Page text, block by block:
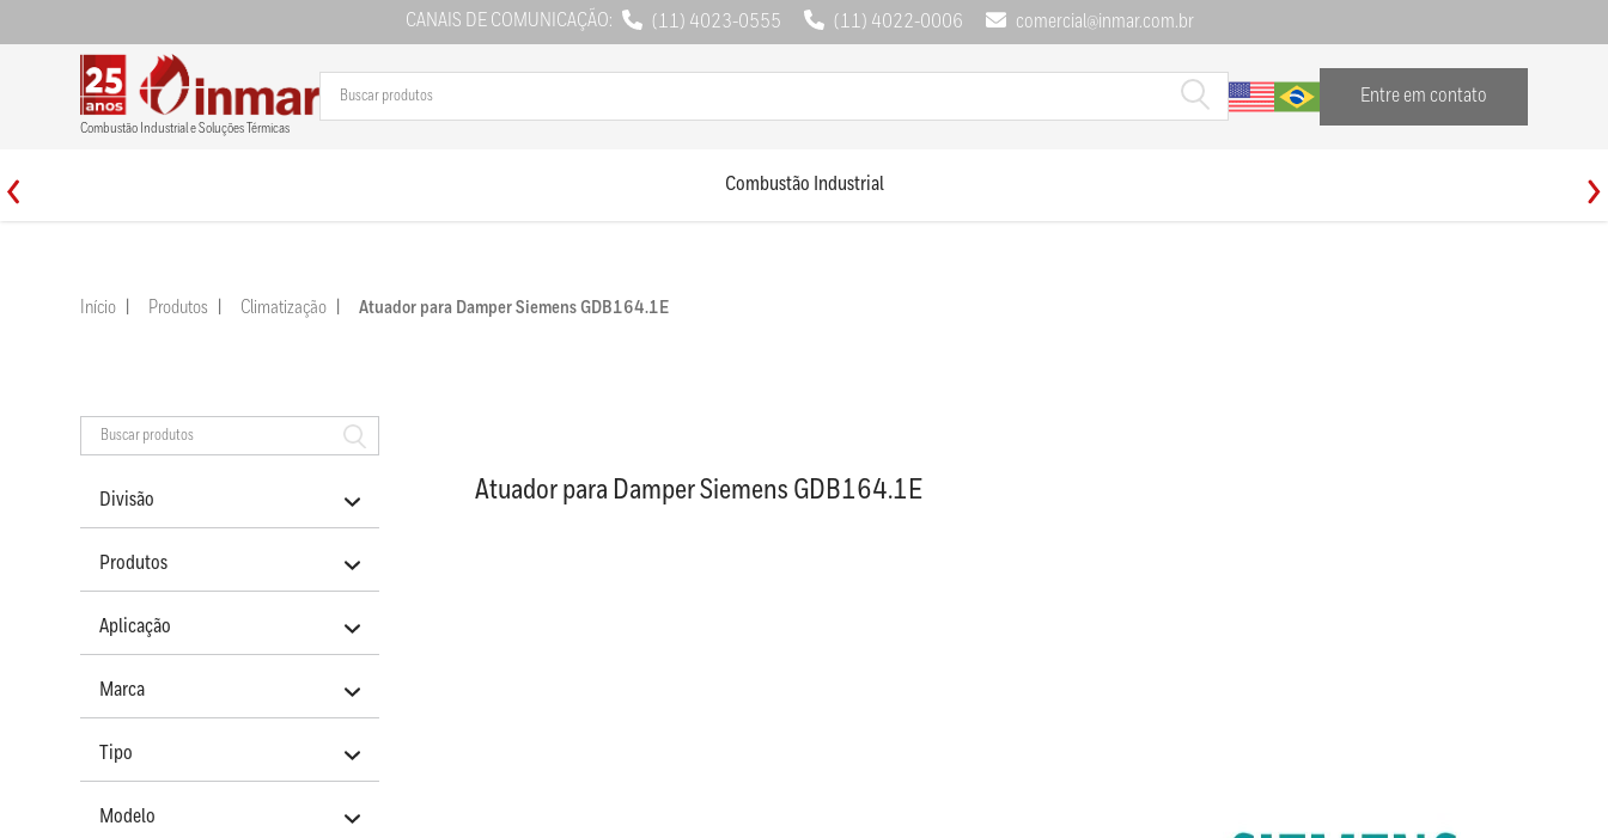
CANAIS DE COMUNICAÇÃO: (11) 4023-0555 (11) 4022-0006 comercial@inmar.com.br
Combustão Industrial e Soluções Térmicas
Entre em contato
Combustão Industrial
Início Produtos Climatização Atuador para Damper Siemens GDB164.1E
Divisão
Produtos
Aplicação
Marca
Tipo
Modelo
Atuador para Damper Siemens GDB164.1E